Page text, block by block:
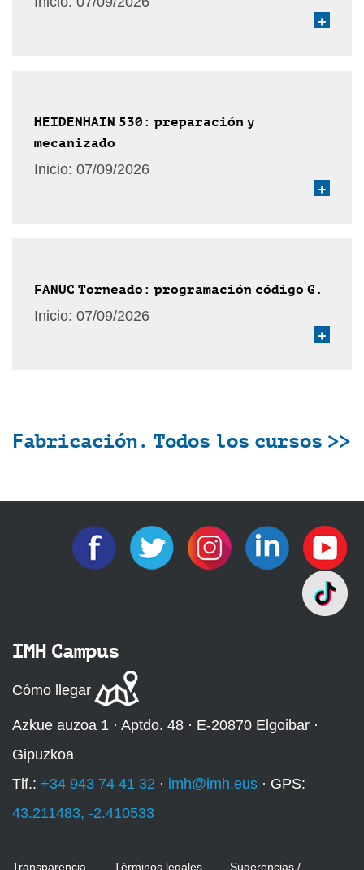
+
HEIDENHAIN 530: preparación y
mecanizado
Inicio: 07/09/2026
+
FANUC Torneado: programación código G.
Inicio: 07/09/2026
+
Fabricación. Todos los cursos >>
IMH Campus
Cómo llegar
Azkue auzoa 1 · Aptdo. 48 · E-20870 Elgoibar ·
Gipuzkoa
Tlf.: +34 943 74 41 32 · imh@imh.eus · GPS:
43.211483, -2.410533
Transparencia Términos legales Sugerencias /